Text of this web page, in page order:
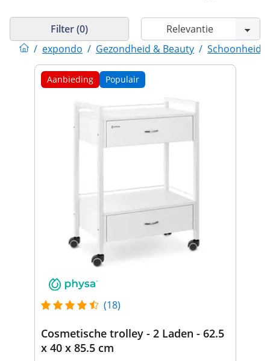
/ expondo / Gezondheid & Beauty /
Filter (0)
Aanbieding Populair
(18)
Cosmetische trolley - 2 Laden - 62.5
x 40 x 85.5 cm